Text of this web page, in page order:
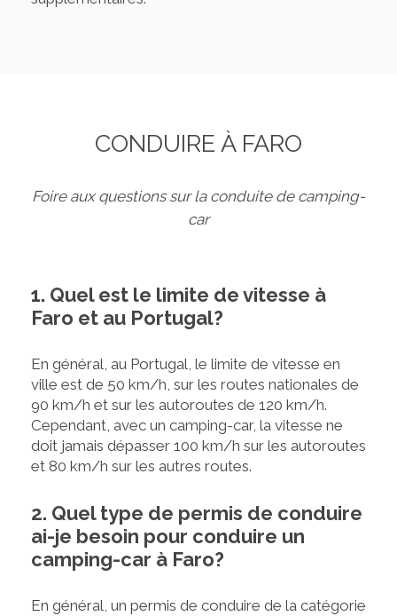
CONDUIRE À FARO
Foire aux questions sur la conduite de camping-
car
1. Quel est le limite de vitesse à
Faro et au Portugal?
En général, au Portugal, le limite de vitesse en
ville est de 50 km/h, sur les routes nationales de
90 km/h et sur les autoroutes de 120 km/h.
Cependant, avec un camping-car, la vitesse ne
doit jamais dépasser 100 km/h sur les autoroutes
et 80 km/h sur les autres routes.
2. Quel type de permis de conduire
ai-je besoin pour conduire un
camping-car à Faro?
En général, un permis de conduire de la catégorie